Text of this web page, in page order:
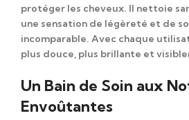
protéger les cheveux. Il nettoie
une sensation de légèreté et de
incomparable. Avec chaque
plus douce, plus brillante et
Un Bain de Soin aux
Envoûtantes